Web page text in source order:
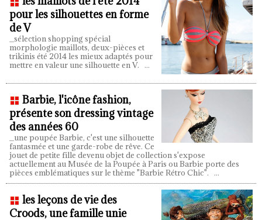
pour les silhouettes en forme
de V
_sélection shopping spécial
morphologie maillots, deux-pièces et
trikinis été 2014 les mieux adaptés pour
mettre en valeur une silhouette en V. ...
Barbie, l'icône fashion,
présente son dressing vintage
des années 60
_une poupée Barbie, c'est une silhouette
fantasmée et une garde-robe de rêve. Ce
jouet de petite fille devenu objet de collection s'expose
actuellement au Musée de la Poupée à Paris ou Barbie porte des
pièces emblématiques sur le thème "Barbie Rétro Chic". ...
les leçons de vie des
Croods, une famille unie